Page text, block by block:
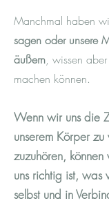
Manchmal haben
sagen oder unsere
äußern, wissen
machen können.
Wenn wir uns die
unserem Körper
zuzuhören,
uns richtig ist, was
selbst und in